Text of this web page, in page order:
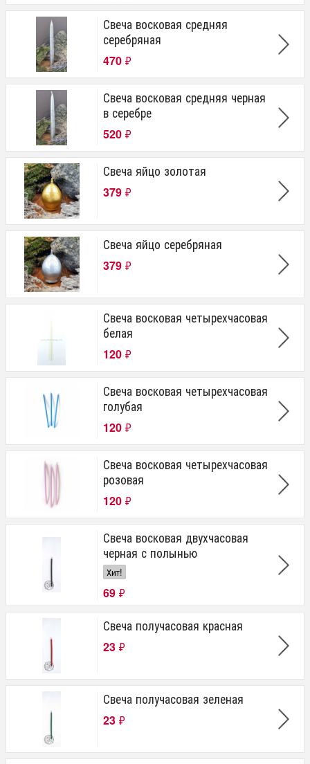
Свеча восковая средняя
серебряная
470 ₽
Свеча восковая средняя черная
в серебре
520 ₽
Свеча яйцо золотая
379 ₽
Свеча яйцо серебряная
379 ₽
Свеча восковая четырехчасовая
белая
120 ₽
Свеча восковая четырехчасовая
голубая
120 ₽
Свеча восковая четырехчасовая
розовая
120 ₽
Свеча восковая двухчасовая
черная с полынью
Хит!
69 ₽
Свеча получасовая красная
23 ₽
Свеча получасовая зеленая
23 ₽